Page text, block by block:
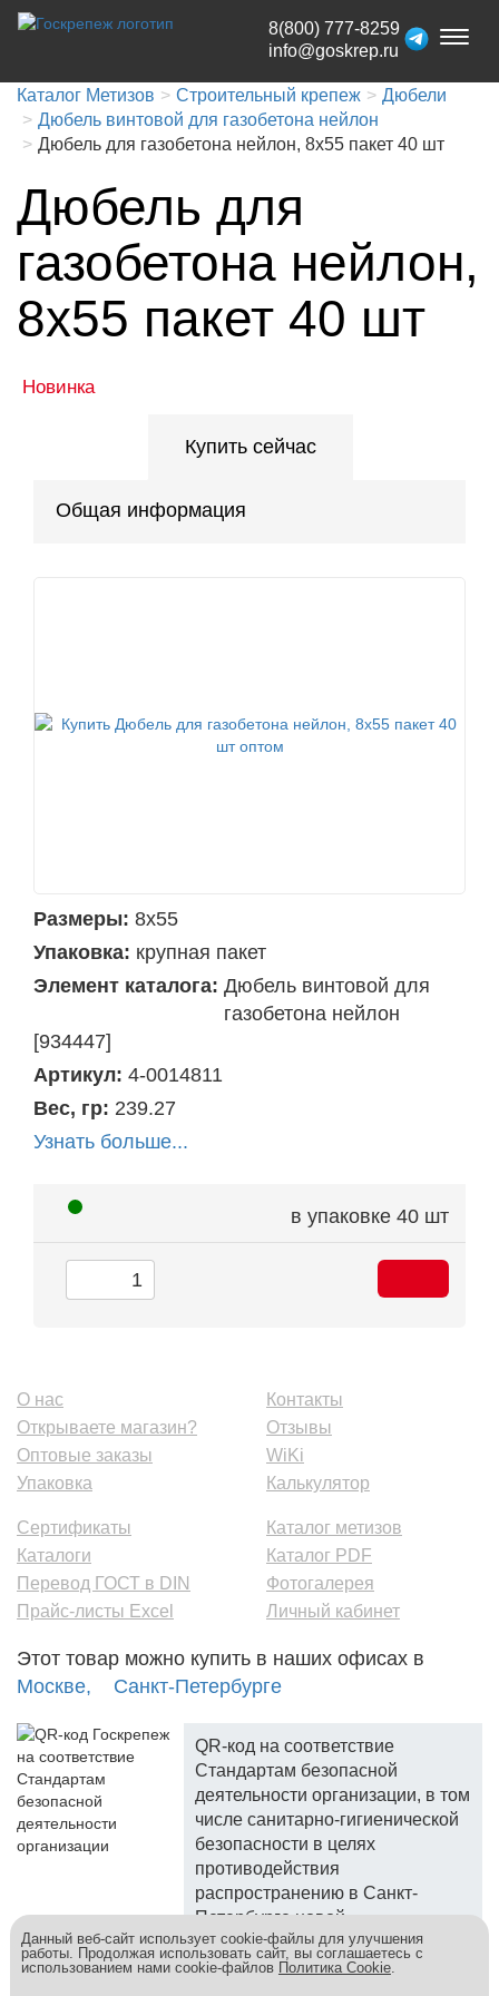
Toggle
8(800) 777-8259
info@goskrep.ru
Каталог Метизов Строительный крепеж
Дюбели
Дюбель винтовой для газобетона нейлон
Дюбель для газобетона нейлон, 8x55 пакет 40 шт
Дюбель для
газобетона нейлон,
8x55 пакет 40 шт
Новинка
Купить сейчас
Общая информация
Размеры: 8х55
Упаковка: крупная пакет
Элемент каталога: Дюбель винтовой для
газобетона нейлон
[934447]
Артикул: 4-0014811
Вес, гр: 239.27
Узнать больше...
в упаковке 40 шт
О нас
Открываете магазин?
Оптовые заказы
Упаковка
Контакты
Отзывы
WiKi
Калькулятор
Сертификаты
Каталоги
Перевод ГОСТ в DIN
Прайс-листы Excel
Каталог метизов
Каталог PDF
Фотогалерея
Личный кабинет
Этот товар можно купить в наших офисах в
Москве,
Санкт-Петербурге
QR-код на соответствие
Стандартам безопасной
деятельности организации, в том
числе санитарно-гигиенической
безопасности в целях
противодействия
распространению в Санкт-
Петербурге новой
коронавирусной инфекции.
Данный веб-сайт использует cookie-файлы для улучшения
работы. Продолжая использовать сайт, вы соглашаетесь с
использованием нами cookie-файлов Политика Cookie.